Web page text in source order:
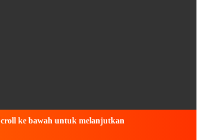
ke bawah untuk melanjutkan